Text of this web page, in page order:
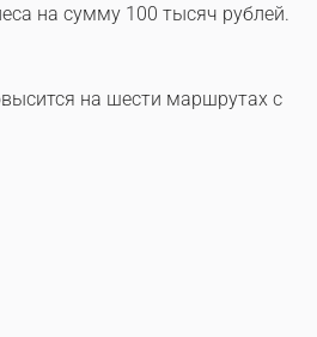
на сумму 100 тысяч рублей.
на шести маршрутах с